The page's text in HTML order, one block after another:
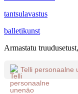
tantsulavastus
balletikunst
Armastatu
Telli personaalne